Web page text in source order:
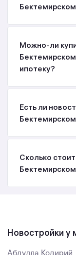
Можно-ли
ипотеку?
Есть ли
Сколько
Новостройки у
Абдулла Кодирий